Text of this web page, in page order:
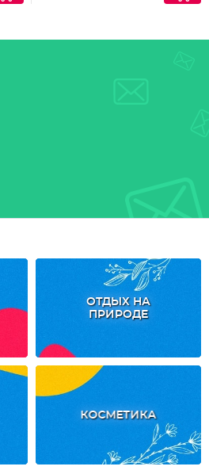
ОТДЫХ НА
ПРИРОДЕ
КОСМЕТИКА